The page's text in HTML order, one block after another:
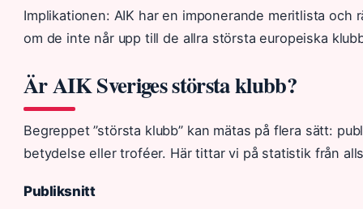
Implikationen: AIK har en imponerande meritlista och
om de inte når upp till de allra största europeiska
Är AIK Sveriges största klubb?
Begreppet ”största klubb” kan mätas på flera sätt:
betydelse eller troféer. Här tittar vi på statistik från
Publiksnitt